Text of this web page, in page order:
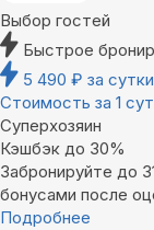
Выбор гостей
Быстрое
5 490 ₽ за сутки
Стоимость за 1
Суперхозяин
Кэшбэк до 30%
Забронируйте до
бонусами после
Подробнее